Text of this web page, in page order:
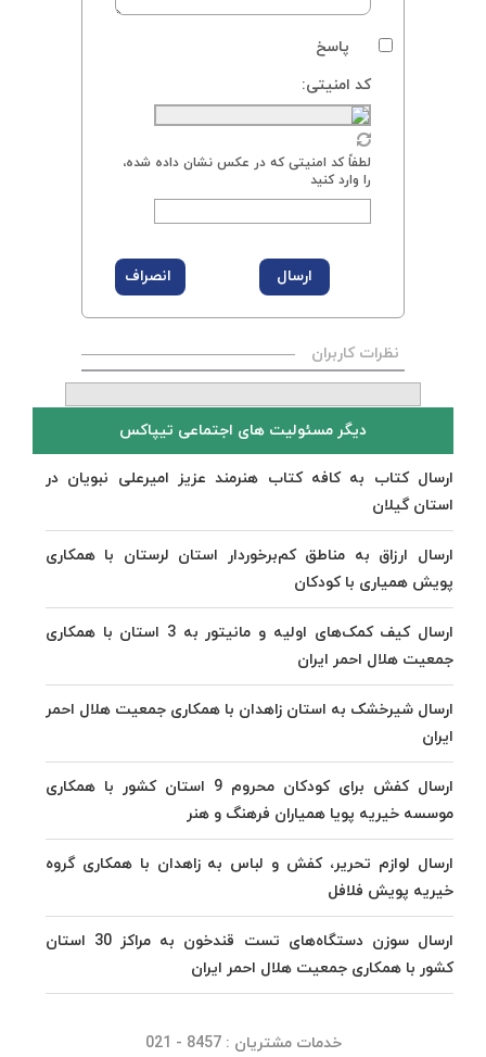
پاسخ
کد امنیتی:
لطفاً کد امنیتی که در عکس نشان داده شده،
را وارد کنید
نظرات کاربران
دیگر مسئولیت های اجتماعی تیپاکس
ارسال کتاب به کافه کتاب هنرمند عزیز امیرعلی نبویان در
استان گیلان
ارسال ارزاق به مناطق کم‌برخوردار استان لرستان با همکاری
پویش همیاری با کودکان
ارسال کیف کمک‌های اولیه و مانیتور به 3 استان با همکاری
جمعیت هلال احمر ایران
ارسال شیرخشک به استان زاهدان با همکاری جمعیت هلال احمر
ایران
ارسال کفش برای کودکان محروم 9 استان کشور با همکاری
موسسه خیریه پویا همیاران فرهنگ و هنر
ارسال لوازم تحریر، کفش و لباس به زاهدان با همکاری گروه
خیریه پویش فلافل
ارسال سوزن دستگاه‌های تست قندخون به مراکز 30 استان
کشور با همکاری جمعیت هلال احمر ایران
خدمات مشتریان : 8457 - 021